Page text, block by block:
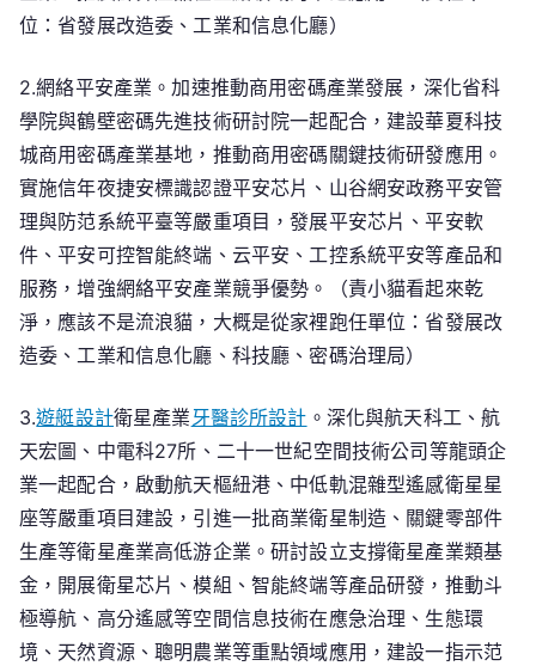
位：省發展改造委、工業和信息化廳）
2.網絡平安產業。加速推動商用密碼產業發展，深化省科
學院與鶴壁密碼先進技術研討院一起配合，建設華夏科技
城商用密碼產業基地，推動商用密碼關鍵技術研發應用。
實施信年夜捷安標識認證平安芯片、山谷網安政務平安管
理與防范系統平臺等嚴重項目，發展平安芯片、平安軟
件、平安可控智能終端、云平安、工控系統平安等產品和
服務，增強網絡平安產業競爭優勢。（責小貓看起來乾
淨，應該不是流浪貓，大概是從家裡跑任單位：省發展改
造委、工業和信息化廳、科技廳、密碼治理局）
3.遊艇設計衛星產業牙醫診所設計 。深化與航天科工、航
天宏圖、中電科27所、二十一世紀空間技術公司等龍頭企
業一起配合，啟動航天樞紐港、中低軌混雜型遙感衛星星
座等嚴重項目建設，引進一批商業衛星制造、關鍵零部件
生產等衛星產業高低游企業。研討設立支撐衛星產業類基
金，開展衛星芯片、模組、智能終端等產品研發，推動斗
極導航、高分遙感等空間信息技術在應急治理、生態環
境、天然資源、聰明農業等重點領域應用，建設一指示范